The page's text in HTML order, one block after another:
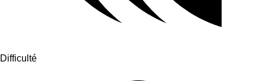
Difficulté